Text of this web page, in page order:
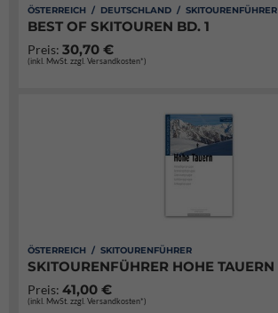
ÖSTERREICH / DEUTSCHLAND / SKITOURENFÜHRER
BEST OF SKITOUREN BD. 1
Preis: 30,70 €
(inkl. MwSt. zzgl. Versandkosten*)
ÖSTERREICH / SKITOURENFÜHRER
SKITOURENFÜHRER HOHE TAUERN
Preis: 41,00 €
(inkl. MwSt. zzgl. Versandkosten*)